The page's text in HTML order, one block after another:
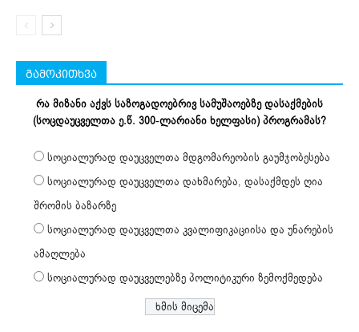
გამოკითხვა
რა მიზანი აქვს საზოგადოებრივ სამუშაოებზე დასაქმების
(სოცდაუცველთა ე.წ. 300-ლარიანი ხელფასი) პროგრამას?
სოციალურად დაუცველთა მდგომარეობის გაუმჯობესება
სოციალურად დაუცველთა დახმარება, დასაქმდეს ღია
შრომის ბაზარზე
სოციალურად დაუცველთა კვალიფიკაციისა და უნარების
ამაღლება
სოციალურად დაუცველებზე პოლიტიკური ზემოქმედება